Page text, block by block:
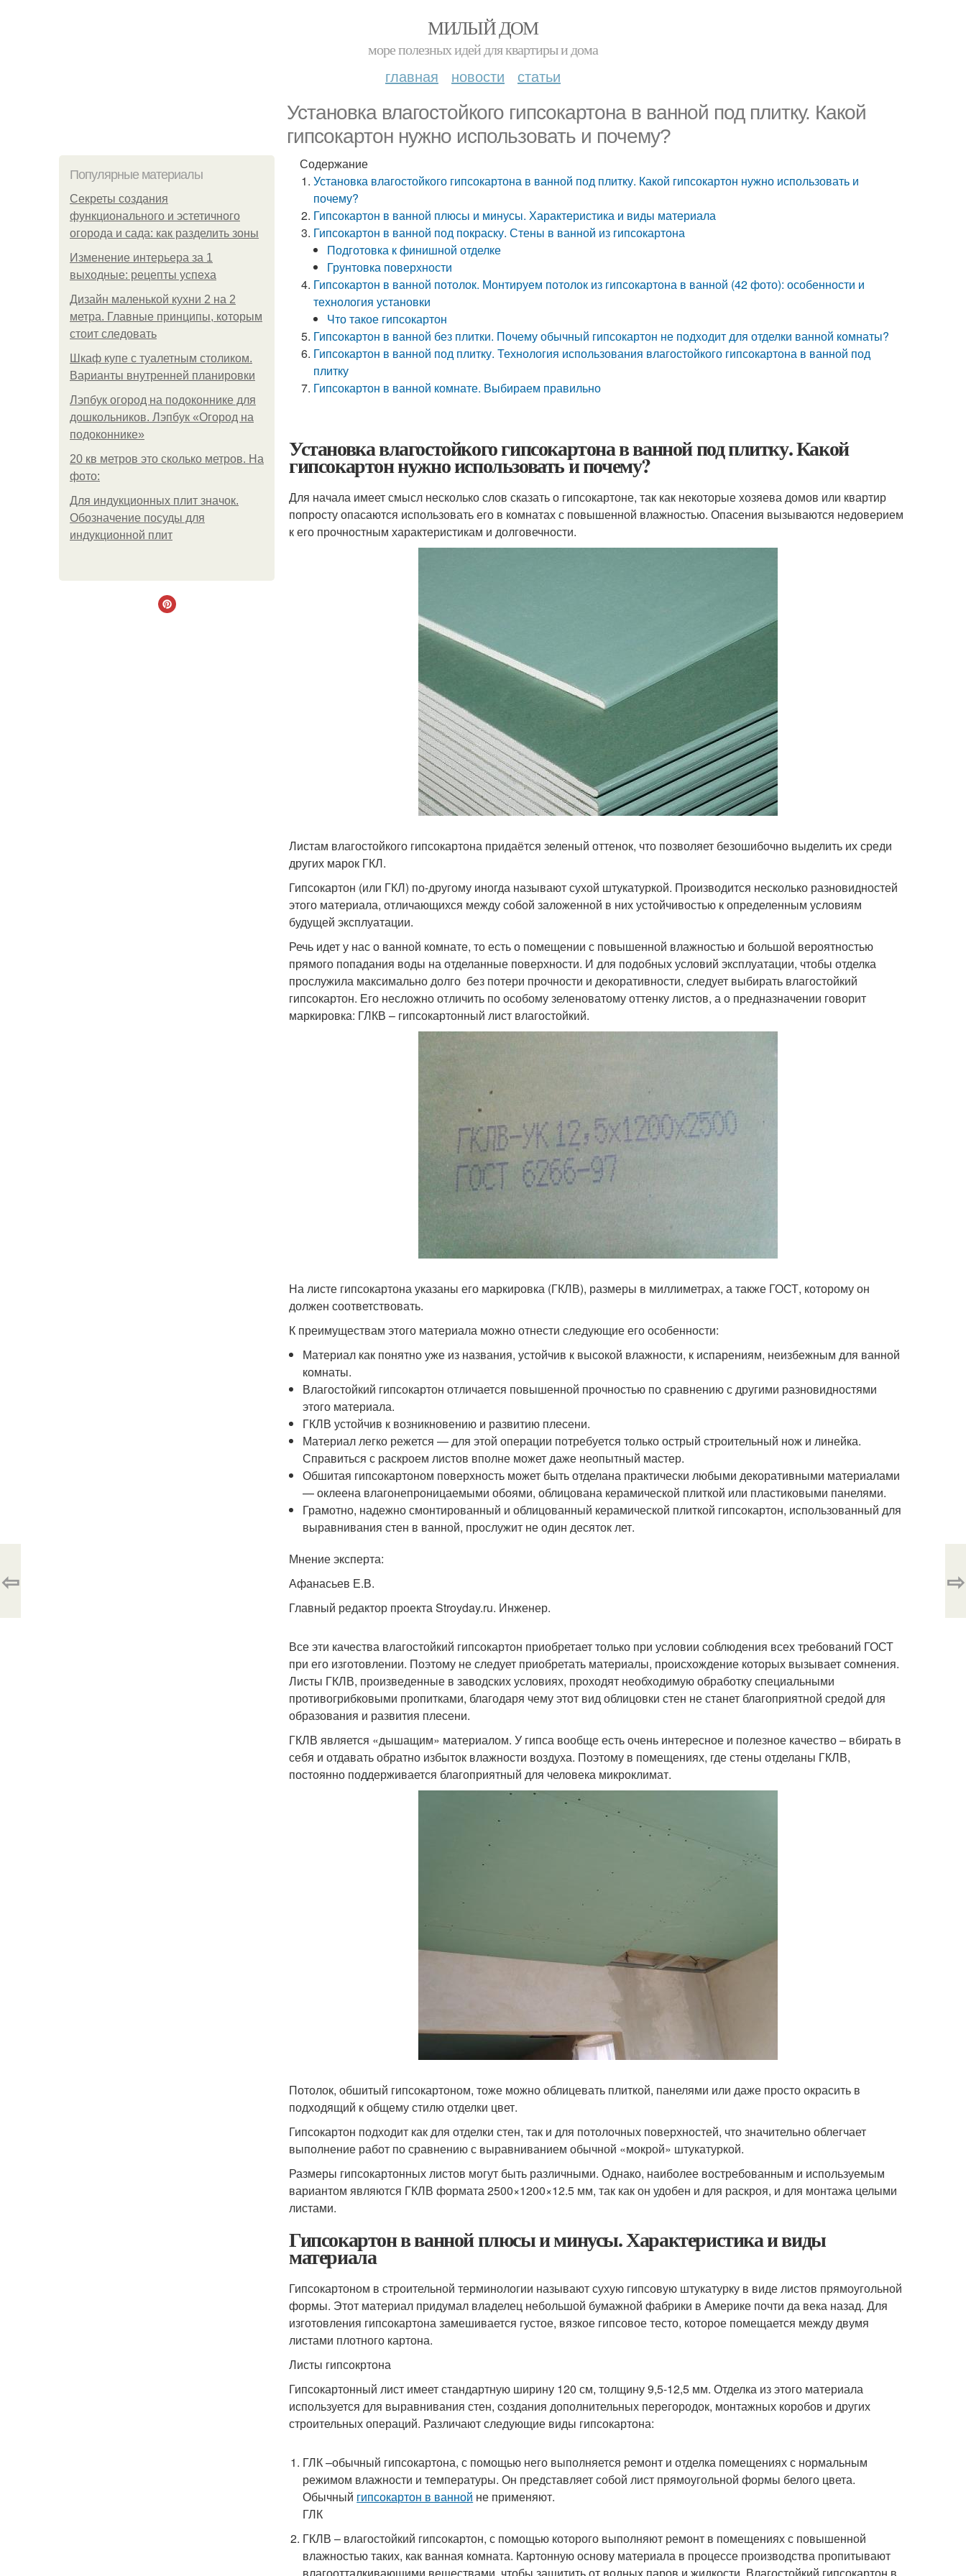
МИЛЫЙ ДОМ
море полезных идей для квартиры и дома
главная новости статьи
Установка влагостойкого гипсокартона в ванной под плитку. Какой
гипсокартон нужно использовать и почему?
Популярные материалы
Секреты создания
функционального и эстетичного
огорода и сада: как разделить зоны
Изменение интерьера за 1
выходные: рецепты успеха
Дизайн маленькой кухни 2 на 2
метра. Главные принципы, которым
стоит следовать
Шкаф купе с туалетным столиком.
Варианты внутренней планировки
Лэпбук огород на подоконнике для
дошкольников. Лэпбук «Огород на
подоконнике»
20 кв метров это сколько метров. На
фото:
Для индукционных плит значок.
Обозначение посуды для
индукционной плит
Содержание
Установка влагостойкого гипсокартона в ванной под плитку. Какой гипсокартон нужно использовать и
почему?
Гипсокартон в ванной плюсы и минусы. Характеристика и виды материала
Гипсокартон в ванной под покраску. Стены в ванной из гипсокартона
Подготовка к финишной отделке
Грунтовка поверхности
Гипсокартон в ванной потолок. Монтируем потолок из гипсокартона в ванной (42 фото): особенности и
технология установки
Что такое гипсокартон
Гипсокартон в ванной без плитки. Почему обычный гипсокартон не подходит для отделки ванной комнаты?
Гипсокартон в ванной под плитку. Технология использования влагостойкого гипсокартона в ванной под
плитку
Гипсокартон в ванной комнате. Выбираем правильно
Установка влагостойкого гипсокартона в ванной под плитку. Какой
гипсокартон нужно использовать и почему?
Для начала имеет смысл несколько слов сказать о гипсокартоне, так как некоторые хозяева домов или квартир
попросту опасаются использовать его в комнатах с повышенной влажностью. Опасения вызываются недоверием
к его прочностным характеристикам и долговечности.
Листам влагостойкого гипсокартона придаётся зеленый оттенок, что позволяет безошибочно выделить их среди
других марок ГКЛ.
Гипсокартон (или ГКЛ) по-другому иногда называют сухой штукатуркой. Производится несколько разновидностей
этого материала, отличающихся между собой заложенной в них устойчивостью к определенным условиям
будущей эксплуатации.
Речь идет у нас о ванной комнате, то есть о помещении с повышенной влажностью и большой вероятностью
прямого попадания воды на отделанные поверхности. И для подобных условий эксплуатации, чтобы отделка
прослужила максимально долго без потери прочности и декоративности, следует выбирать влагостойкий
гипсокартон. Его несложно отличить по особому зеленоватому оттенку листов, а о предназначении говорит
маркировка: ГЛКВ – гипсокартонный лист влагостойкий.
На листе гипсокартона указаны его маркировка (ГКЛВ), размеры в миллиметрах, а также ГОСТ, которому он
должен соответствовать.
К преимуществам этого материала можно отнести следующие его особенности:
Материал как понятно уже из названия, устойчив к высокой влажности, к испарениям, неизбежным для ванной
комнаты.
Влагостойкий гипсокартон отличается повышенной прочностью по сравнению с другими разновидностями
этого материала.
ГКЛВ устойчив к возникновению и развитию плесени.
Материал легко режется — для этой операции потребуется только острый строительный нож и линейка.
Справиться с раскроем листов вполне может даже неопытный мастер.
Обшитая гипсокартоном поверхность может быть отделана практически любыми декоративными материалами
— оклеена влагонепроницаемыми обоями, облицована керамической плиткой или пластиковыми панелями.
Грамотно, надежно смонтированный и облицованный керамической плиткой гипсокартон, использованный для
выравнивания стен в ванной, прослужит не один десяток лет.
Мнение эксперта:
Афанасьев Е.В.
Главный редактор проекта Stroyday.ru. Инженер.
Все эти качества влагостойкий гипсокартон приобретает только при условии соблюдения всех требований ГОСТ
при его изготовлении. Поэтому не следует приобретать материалы, происхождение которых вызывает сомнения.
Листы ГКЛВ, произведенные в заводских условиях, проходят необходимую обработку специальными
противогрибковыми пропитками, благодаря чему этот вид облицовки стен не станет благоприятной средой для
образования и развития плесени.
ГКЛВ является «дышащим» материалом. У гипса вообще есть очень интересное и полезное качество – вбирать в
себя и отдавать обратно избыток влажности воздуха. Поэтому в помещениях, где стены отделаны ГКЛВ,
постоянно поддерживается благоприятный для человека микроклимат.
Потолок, обшитый гипсокартоном, тоже можно облицевать плиткой, панелями или даже просто окрасить в
подходящий к общему стилю отделки цвет.
Гипсокартон подходит как для отделки стен, так и для потолочных поверхностей, что значительно облегчает
выполнение работ по сравнению с выравниванием обычной «мокрой» штукатуркой.
Размеры гипсокартонных листов могут быть различными. Однако, наиболее востребованным и используемым
вариантом являются ГКЛВ формата 2500×1200×12.5 мм, так как он удобен и для раскроя, и для монтажа целыми
листами.
Гипсокартон в ванной плюсы и минусы. Характеристика и виды
материала
Гипсокартоном в строительной терминологии называют сухую гипсовую штукатурку в виде листов прямоугольной
формы. Этот материал придумал владелец небольшой бумажной фабрики в Америке почти да века назад. Для
изготовления гипсокартона замешивается густое, вязкое гипсовое тесто, которое помещается между двумя
листами плотного картона.
Листы гипсокртона
Гипсокартонный лист имеет стандартную ширину 120 см, толщину 9,5-12,5 мм. Отделка из этого материала
используется для выравнивания стен, создания дополнительных перегородок, монтажных коробов и других
строительных операций. Различают следующие виды гипсокартона:
ГЛК –обычный гипсокартона, с помощью него выполняется ремонт и отделка помещениях с нормальным
режимом влажности и температуры. Он представляет собой лист прямоугольной формы белого цвета.
Обычный гипсокартон в ванной не применяют.
ГЛК
ГКЛВ – влагостойкий гипсокартон, с помощью которого выполняют ремонт в помещениях с повышенной
влажностью таких, как ванная комната. Картонную основу материала в процессе производства пропитывают
⇦ ⇨